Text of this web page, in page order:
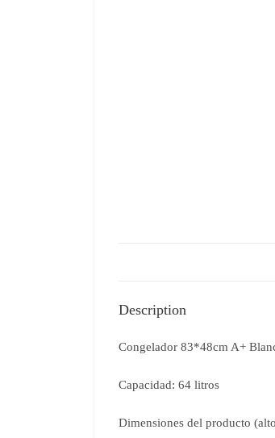
Description
Congelador 83*48cm A+
Capacidad: 64 litros
Dimensiones del producto